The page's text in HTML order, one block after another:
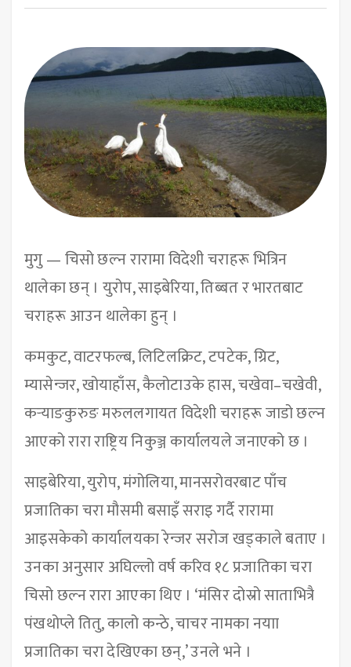
मुगु — चिसो छल्न रारामा विदेशी चराहरू भित्रिन
थालेका छन् । युरोप, साइबेरिया, तिब्बत र भारतबाट
चराहरू आउन थालेका हुन् ।
कमकुट, वाटरफल्ब, लिटिलक्रिट, टपटेक, ग्रिट,
म्यासेन्जर, खोयाहाँस, कैलोटाउके हास, चखेवा–चखेवी,
कर्‍याङकुरुङ मरुललगायत विदेशी चराहरू जाडो छल्न
आएको रारा राष्ट्रिय निकुञ्ज कार्यालयले जनाएको छ ।
साइबेरिया, युरोप, मंगोलिया, मानसरोवरबाट पाँच
प्रजातिका चरा मौसमी बसाइँ सराइ गर्दै रारामा
आइसकेको कार्यालयका रेन्जर सरोज खड्काले बताए ।
उनका अनुसार अघिल्लो वर्ष करिव १८ प्रजातिका चरा
चिसो छल्न रारा आएका थिए । ‘मंसिर दोस्रो साताभित्रै
पंखथोप्ले तितु, कालो कन्ठे, चाचर नामका नयाा
प्रजातिका चरा देखिएका छन्,’ उनले भने ।